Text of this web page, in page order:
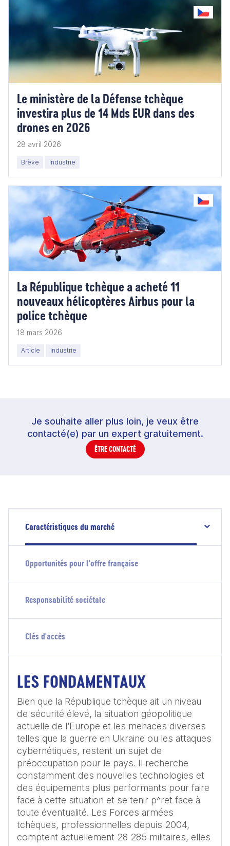
Le ministère de la Défense tchèque
investira plus de 14 Mds EUR dans des
drones en 2026
28 avril 2026
Brève Industrie
La République tchèque a acheté 11
nouveaux hélicoptères Airbus pour la
police tchèque
18 mars 2026
Article Industrie
Je souhaite aller plus loin, je veux être
contacté(e) par un expert gratuitement.
ÊTRE CONTACTÉ
Caractéristiques du marché
Opportunités pour l'offre française
Responsabilité sociétale
Clés d'accès
LES FONDAMENTAUX
Bien que la République tchèque ait un niveau
de sécurité élevé, la situation géopolitique
actuelle de l'Europe et les menaces diverses
telles que la guerre en Ukraine ou les attaques
cybernétiques, restent un sujet de
préoccupation pour le pays. Il recherche
constamment des nouvelles technologies et
des équipements plus performants pour faire
face à cette situation et se tenir p^ret face à
toute éventualité. Les Forces armées
tchèques, professionnelles depuis 2004,
comptent actuellement 28 285 militaires, elles